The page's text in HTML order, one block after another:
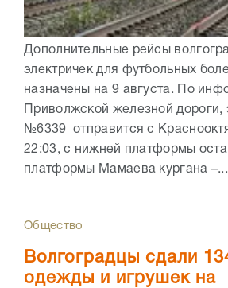
Дополнительные рейсы
электричек для футбольных
назначены на 9 августа. По
Приволжской железной дороги,
№6339 отправится с
22:03, с нижней платформы
платформы Мамаева кургана –...
Общество
Волгоградцы сдали
одежды и игрушек на